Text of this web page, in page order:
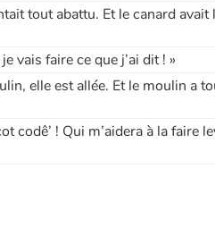
tout abattu. Et le canard
vais faire ce que j’ai dit ! »
elle est allée. Et le moulin a
codê’ ! Qui m’aidera à la faire